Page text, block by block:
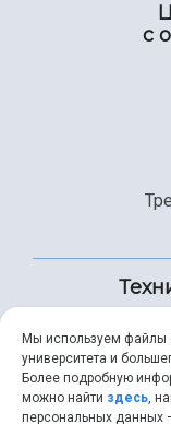
с
Мы используем файлы
университета и
Более подробную
можно найти здесь,
персональных данных